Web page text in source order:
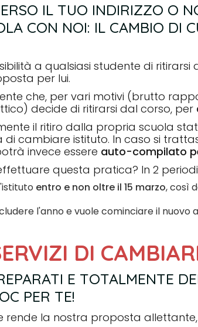
IL TUO INDIRIZZO O
CON NOI: IL CAMBIO DI
a qualsiasi studente di
per lui.
che, per vari motivi (brutto
decide di ritirarsi dal corso, per
il ritiro dalla propria scuola
cambiare istituto. In caso si
invece essere auto-compilato
questa pratica? In 2
entro e non oltre il 15 marzo, così
l'anno e vuole cominciare il
DI
E TOTALMENTE
PER TE!
la nostra proposta